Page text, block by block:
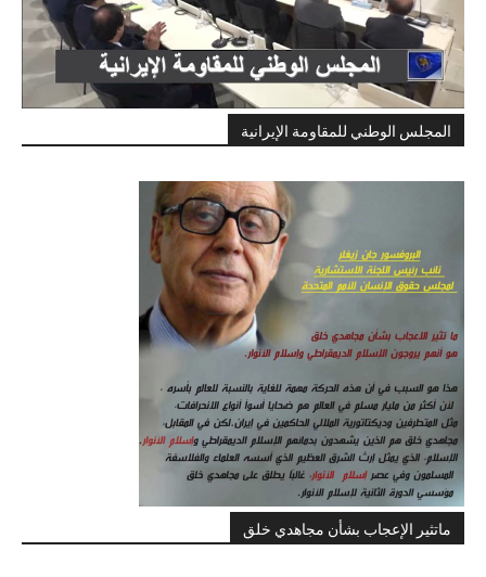
المجلس الوطني للمقاومة الإيرانية
ماتثير الإعجاب بشأن مجاهدي خلق